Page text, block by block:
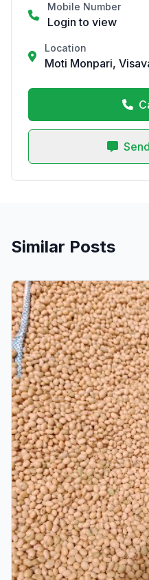
Mobile Number
Login to view
Location
Moti Monpari,
Similar Posts